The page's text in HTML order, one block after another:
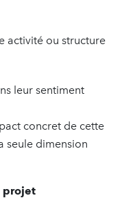
activité ou structure
leur sentiment
concret de cette
seule dimension
projet